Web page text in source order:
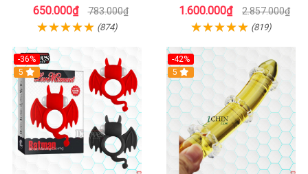
650.000₫ 783.000₫
(874)
đỉnh
1.600.000₫ 2.857.000₫
(819)
-36%
5
-42%
5